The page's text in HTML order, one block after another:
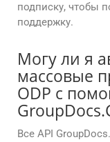
подписку, чтобы
поддержку.
Могу ли я
массовые
ODP с
Все API